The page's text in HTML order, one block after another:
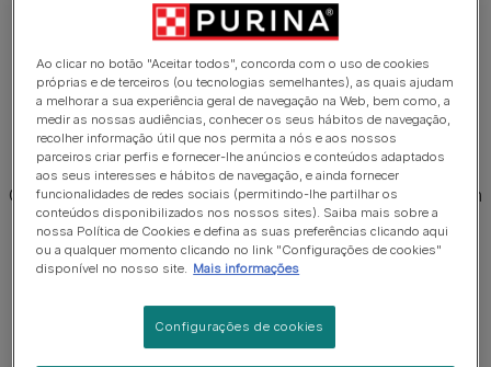
Caniche Anão
O Caniche Anão é um cão com uma aparência nobre, com
um focinho esguio e um pescoço comprido. A pelagem é
abundante, encaracolada e frequentemente estilizada.
1 de 4
Ao clicar no botão "Aceitar todos", concorda com o uso de cookies
próprias e de terceiros (ou tecnologias semelhantes), as quais ajudam
a melhorar a sua experiência geral de navegação na Web, bem como, a
medir as nossas audiências, conhecer os seus hábitos de navegação,
recolher informação útil que nos permita a nós e aos nossos
parceiros criar perfis e fornecer-lhe anúncios e conteúdos adaptados
aos seus interesses e hábitos de navegação, e ainda fornecer
funcionalidades de redes sociais (permitindo-lhe partilhar os
conteúdos disponibilizados nos nossos sites). Saiba mais sobre a
nossa Política de Cookies e defina as suas preferências clicando aqui
ou a qualquer momento clicando no link "Configurações de cookies"
disponível no nosso site. Mais informações
Configurações de cookies